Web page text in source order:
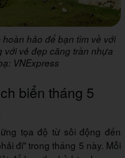
hảo để bạn tìm về với
với vẻ đẹp căng tràn nhựa
VNExpress
biển tháng 5
tọa độ từ sôi động đến
đi" trong tháng 5 này. Mỗi